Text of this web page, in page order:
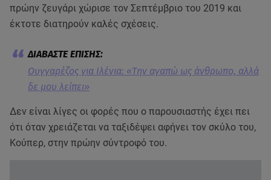
πρώην ζευγάρι χώρισε τον Σεπτέμβριο του 2019 και
έκτοτε διατηρούν καλές σχέσεις.
Ουγγαρέζος για Ιλένια: «Tην αγαπώ ως άνθρωπο, αλλά
δε μου λείπει»
Δεν είναι λίγες οι φορές που ο παρουσιαστής έχει πει
ότι όταν χρειάζεται να ταξιδέψει αφήνει τον σκύλο του,
Κούπερ, στην πρώην σύντροφό του.